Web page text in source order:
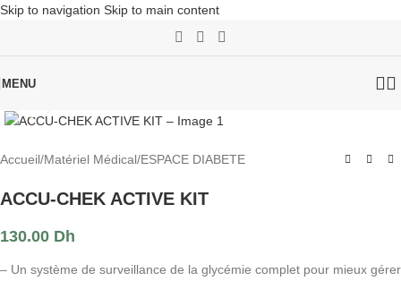
Skip to navigation Skip to main content
MENU
Accueil/Matériel Médical/ESPACE DIABETE
ACCU-CHEK ACTIVE KIT
130.00 Dh
– Un système de surveillance de la glycémie complet pour mieux gérer